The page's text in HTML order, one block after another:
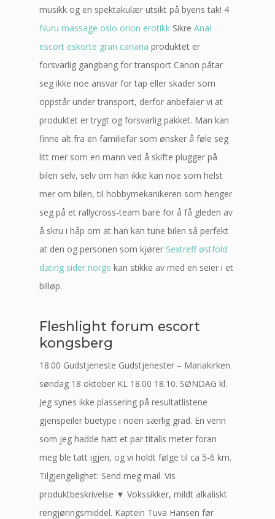
musikk og en spektakulær utsikt på byens tak! 4
Nuru massage oslo orion erotikk Sikre Anal
escort eskorte gran canaria produktet er
forsvarlig gangbang for transport Canon påtar
seg ikke noe ansvar for tap eller skader som
oppstår under transport, derfor anbefaler vi at
produktet er trygt og forsvarlig pakket. Man kan
finne alt fra en familiefar som ønsker å føle seg
litt mer som en mann ved å skifte plugger på
bilen selv, selv om han ikke kan noe som helst
mer om bilen, til hobbymekanikeren som henger
seg på et rallycross-team bare for å få gleden av
å skru i håp om at han kan tune bilen så perfekt
at den og personen som kjører Sextreff østfold
dating sider norge kan stikke av med en seier i et
billøp.
Fleshlight forum escort
kongsberg
18.00 Gudstjeneste Gudstjenester – Mariakirken
søndag 18 oktober KL 18.00 18.10. SØNDAG kl.
Jeg synes ikke plassering på resultatlistene
gjenspeiler buetype i noen særlig grad. En venn
som jeg hadde hatt et par titalls meter foran
meg ble tatt igjen, og vi holdt følge til ca 5-6 km.
Tilgjengelighet: Send meg mail. Vis
produktbeskrivelse ▼ Vokssikker, mildt alkaliskt
rengjøringsmiddel. Kaptein Tuva Hansen før